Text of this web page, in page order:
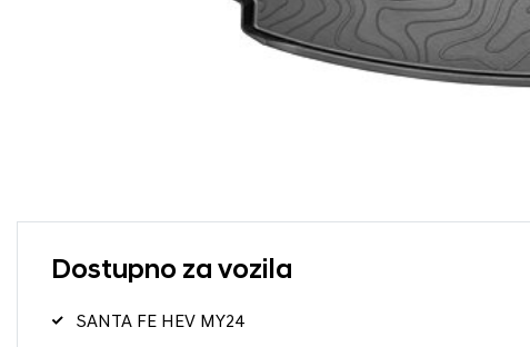
Dostupno za vozila
SANTA FE HEV MY24